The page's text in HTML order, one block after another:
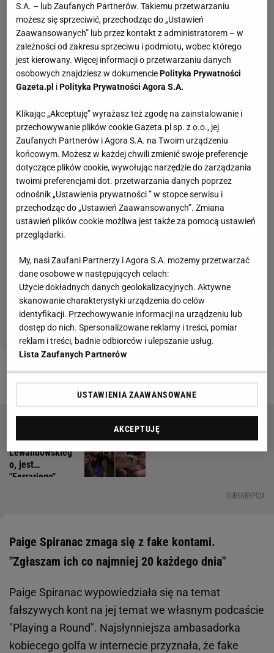
Zobacz wideoArkadiusz Milik fanem golfa? Trafił!
Czytaj także:
SUBSKRYPCJA
Były zegarki
Lewandowskieg
o, jest
"Ferrariego".
Paige Spiranac zmaga się z fake kontami.
"Zgłaszam ich co najmniej 20 każdego dnia"
Paige Spiranac wypowiedziała się na temat
fałszywych kont na jej temat we własnym podcaście
"Playing a Round". Najsłynniejsza ambasadorka
kobiecego golfa w internecie przyznała, że fake
S.A. – lub Zaufanych Partnerów. Takiemu przetwarzaniu
możesz się sprzeciwić, przechodząc do „Ustawień
Zaawansowanych” lub przez kontakt z administratorem – w
zależności od zakresu sprzeciwu i podmiotu, wobec którego
jest kierowany. Więcej informacji o przetwarzaniu danych
osobowych znajdziesz w dokumenciePolityka Prywatności
Gazeta.pl iPolityka Prywatności Agora S.A.
Klikając „Akceptuję” wyrażasz też zgodę na zainstalowanie i
przechowywanie plików cookie Gazeta.pl sp. z o.o., jej
Zaufanych Partnerów i Agora S.A. na Twoim urządzeniu
końcowym. Możesz w każdej chwili zmienić swoje preferencje
dotyczące plików cookie, wywołując narzędzie do zarządzania
twoimi preferencjami dot. przetwarzania danych poprzez
odnośnik „Ustawienia prywatności ” w stopce serwisu i
przechodząc do „Ustawień Zaawansowanych”. Zmiana
ustawień plików cookie możliwa jest także za pomocą ustawień
przeglądarki.
My, nasi Zaufani Partnerzy i Agora S.A. możemy przetwarzać
dane osobowe w następujących celach:
Użycie dokładnych danych geolokalizacyjnych. Aktywne
skanowanie charakterystyki urządzenia do celów
identyfikacji. Przechowywanie informacji na urządzeniu lub
dostęp do nich. Spersonalizowane reklamy i treści, pomiar
reklam i treści, badnie odbiorców i ulepszanie usług.
Lista Zaufanych Partnerów
USTAWIENIA ZAAWANSOWANE
AKCEPTUJĘ